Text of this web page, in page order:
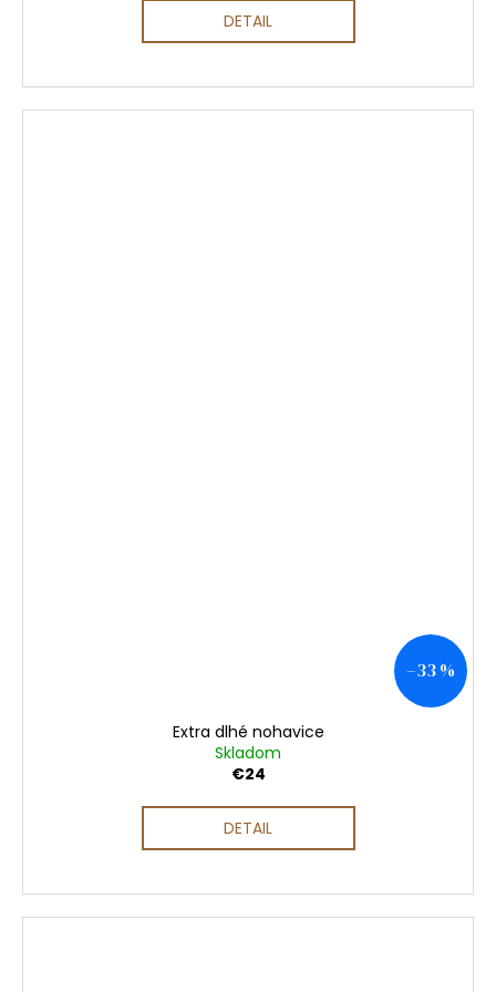
DETAIL
–33 %
Extra dlhé nohavice
Skladom
€24
DETAIL